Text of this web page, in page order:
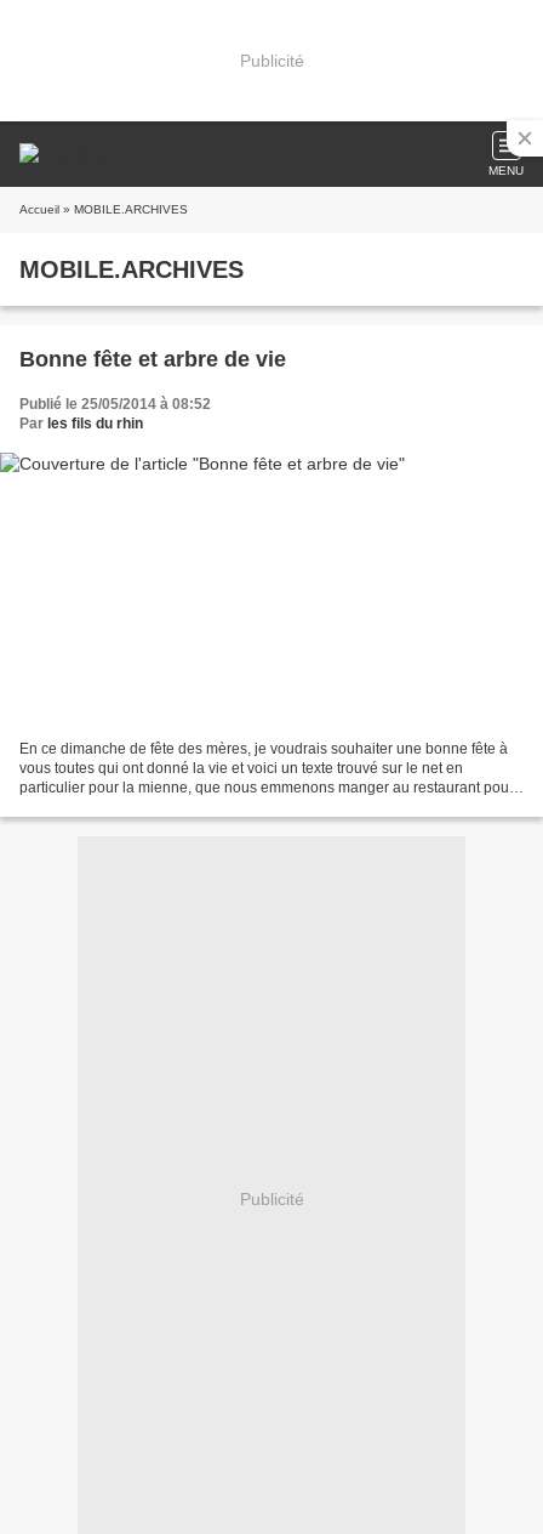
Publicité
MENU
Accueil » MOBILE.ARCHIVES
MOBILE.ARCHIVES
Bonne fête et arbre de vie
Publié le 25/05/2014 à 08:52
Par les fils du rhin
En ce dimanche de fête des mères, je voudrais souhaiter une bonne fête à
vous toutes qui ont donné la vie et voici un texte trouvé sur le net en
particulier pour la mienne, que nous emmenons manger au restaurant pour
Publicité